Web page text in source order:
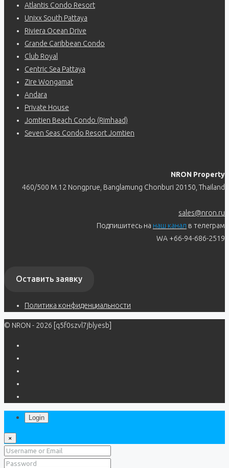
Atlantis Condo Resort
Unixx South Pattaya
Riviera Ocean Drive
Grande Caribbean Condo
Club Royal
Centric Sea Pattaya
Zire Wongamat
Andara
Private House
Jomtien Beach Condo (Rimhaad)
Seven Seas Condo Resort Jomtien
NRON Property
460/500 M.12 Nongprue, Banglamung Chonburi 20150, Thailand
sales@nron.ru
Подпишитесь на наш канал в телеграм
WA +66-94-686-2519
Оставить заявку
Политика конфиденциальности
© NRON - 2026 [q5f0szvl7jblyesb]
Login
×